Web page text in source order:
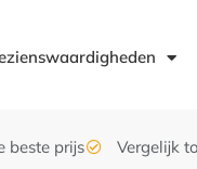
beste prijs Vergelijk